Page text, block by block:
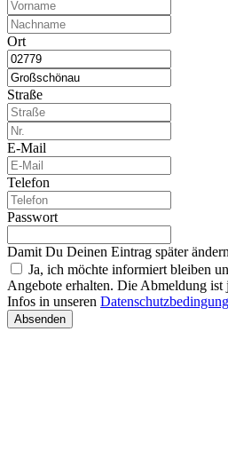
Ort
Straße
E-Mail
Telefon
Passwort
Damit Du Deinen Eintrag später
Ja, ich möchte informiert bleiben
Angebote erhalten. Die Abmeldung ist
Infos in unseren
Absenden